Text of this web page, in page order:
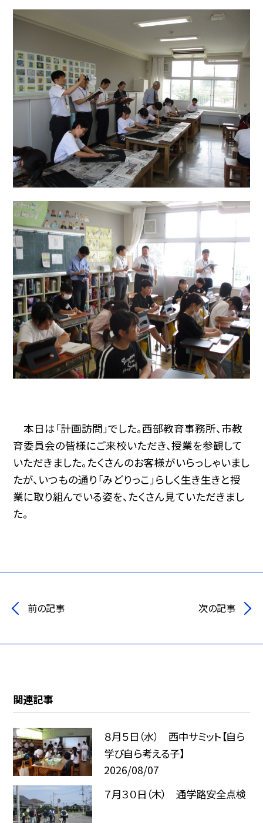
本日は「計画訪問」でした。西部教育事務所、市教
育委員会の皆様にご来校いただき、授業を参観して
いただきました。たくさんのお客様がいらっしゃいまし
たが、いつもの通り「みどりっこ」らしく生き生きと授
業に取り組んでいる姿を、たくさん見ていただきまし
た。
前の記事 次の記事
関連記事
８月５日（水） 西中サミット【自ら
学び自ら考える子】
2026/08/07
７月３０日（木） 通学路安全点検